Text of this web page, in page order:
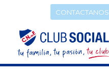
CONTACTANOS